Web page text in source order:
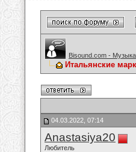
Bisound.com -
Итальянские
04.03.2022, 07:14
Anastasiya20
Любитель